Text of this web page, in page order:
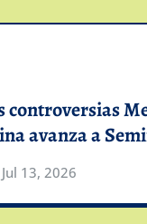
controversias
avanza a
Jul 13, 2026